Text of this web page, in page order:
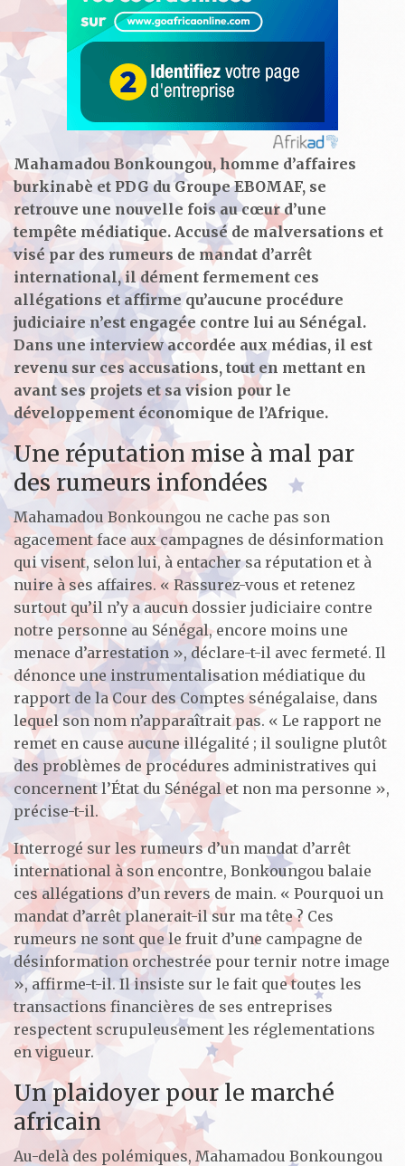
Mahamadou Bonkoungou, homme d’affaires
burkinabè et PDG du Groupe EBOMAF, se
retrouve une nouvelle fois au cœur d’une
tempête médiatique. Accusé de malversations et
visé par des rumeurs de mandat d’arrêt
international, il dément fermement ces
allégations et affirme qu’aucune procédure
judiciaire n’est engagée contre lui au Sénégal.
Dans une interview accordée aux médias, il est
revenu sur ces accusations, tout en mettant en
avant ses projets et sa vision pour le
développement économique de l’Afrique.
Une réputation mise à mal par
des rumeurs infondées
Mahamadou Bonkoungou ne cache pas son
agacement face aux campagnes de désinformation
qui visent, selon lui, à entacher sa réputation et à
nuire à ses affaires. « Rassurez-vous et retenez
surtout qu’il n’y a aucun dossier judiciaire contre
notre personne au Sénégal, encore moins une
menace d’arrestation », déclare-t-il avec fermeté. Il
dénonce une instrumentalisation médiatique du
rapport de la Cour des Comptes sénégalaise, dans
lequel son nom n’apparaîtrait pas. « Le rapport ne
remet en cause aucune illégalité ; il souligne plutôt
des problèmes de procédures administratives qui
concernent l’État du Sénégal et non ma personne »,
précise-t-il.
Interrogé sur les rumeurs d’un mandat d’arrêt
international à son encontre, Bonkoungou balaie
ces allégations d’un revers de main. « Pourquoi un
mandat d’arrêt planerait-il sur ma tête ? Ces
rumeurs ne sont que le fruit d’une campagne de
désinformation orchestrée pour ternir notre image
», affirme-t-il. Il insiste sur le fait que toutes les
transactions financières de ses entreprises
respectent scrupuleusement les réglementations
en vigueur.
Un plaidoyer pour le marché
africain
Au-delà des polémiques, Mahamadou Bonkoungou